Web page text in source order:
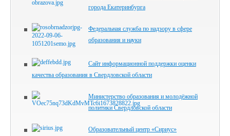
города Екатеринбурга
Федеральная служба по надзору в сфере
образования и науки
Сайт информационной поддержки оценки
качества образования в Свердловской области
Министерство образования и молодёжной
политики Свердловской области
Образовательный центр «Сириус»